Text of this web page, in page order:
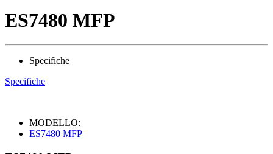
ES7480 MFP
Specifiche
Specifiche
MODELLO:
ES7480 MFP